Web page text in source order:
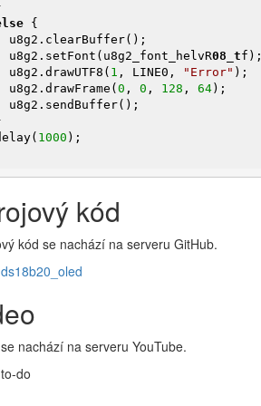
{
    u8g2.setFont(u8g2_font_helvR
08_tf);
    u8g2.drawUTF8(
1 , LINE0, "Error" );
    u8g2.drawFrame(
0 , 0 , 128 , 64);
delay(
1000 );
kód
kód se nachází na serveru GitHub.
ds18b20_oled
nachází na serveru YouTube.
to-do